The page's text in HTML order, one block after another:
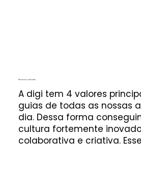
Nossos valores
A digi tem 4 valores
guias de todas as nossas
dia. Dessa forma
cultura fortemente
colaborativa e criativa.